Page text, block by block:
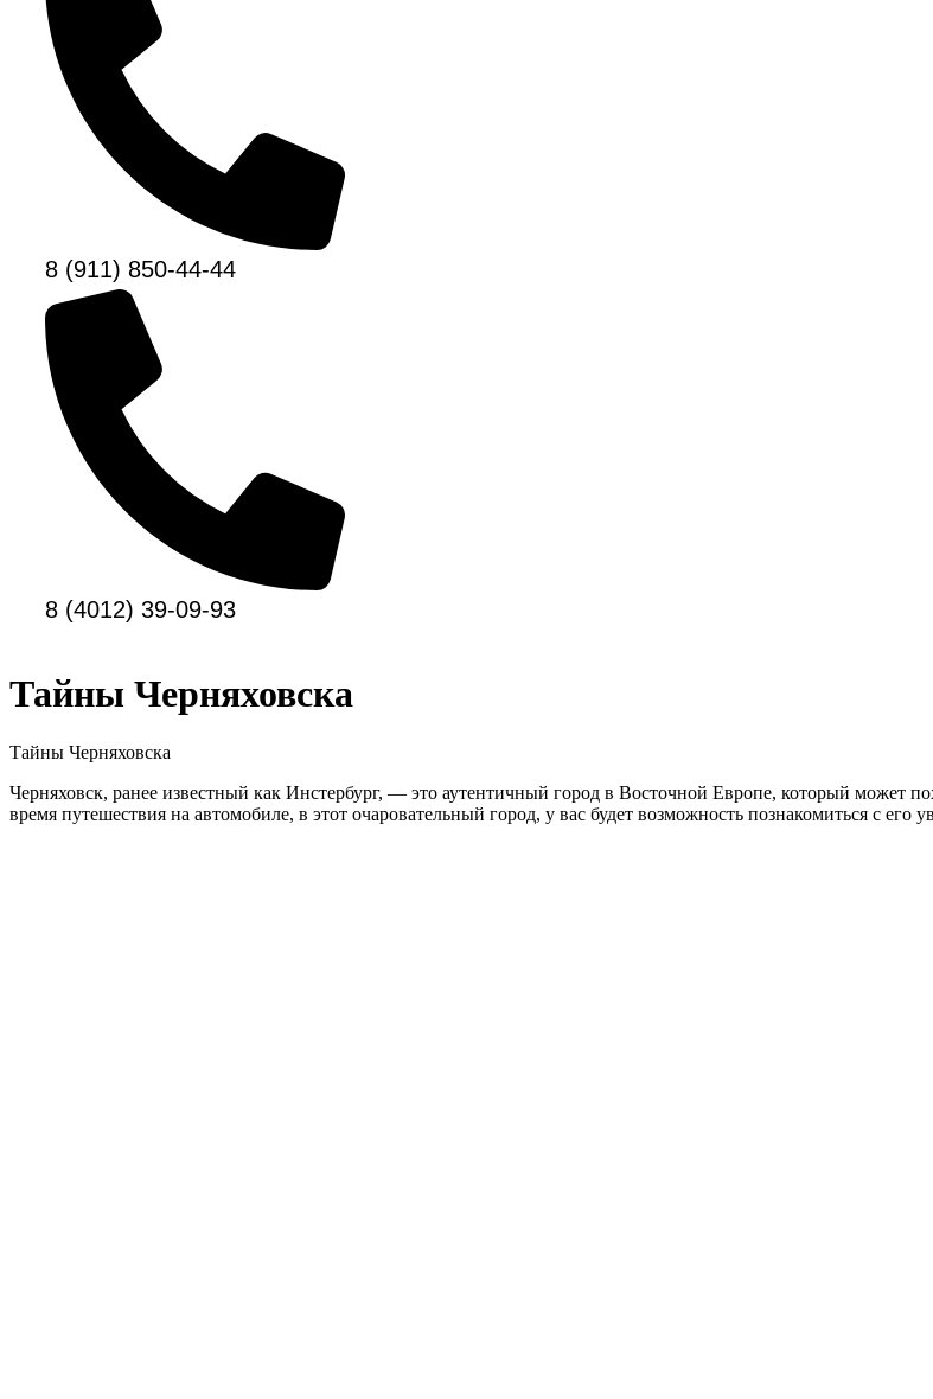
8 (911) 850-44-44
8 (4012) 39-09-93
Тайны Черняховска
Тайны Черняховска
Черняховск, ранее известный как Инстербург, — это аутентичный город в Восточной Европе, который может
время путешествия на автомобиле, в этот очаровательный город, у вас будет возможность познакомиться с